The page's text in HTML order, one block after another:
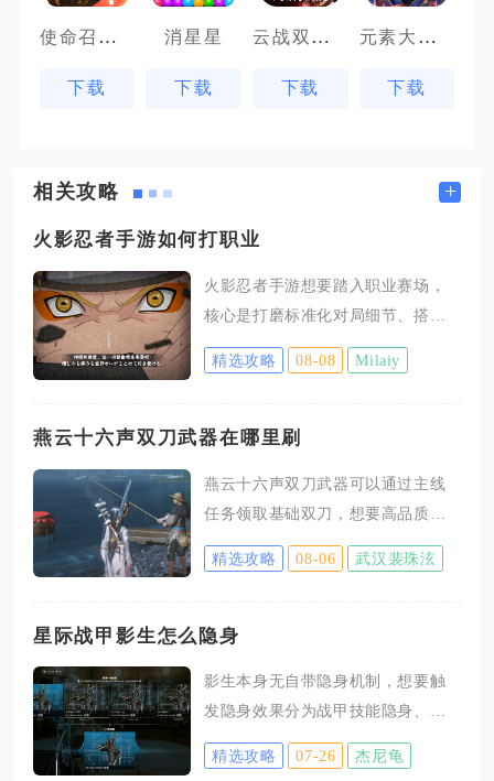
使命召唤手游体验服
下载
消星星
下载
云战双帕弥什
下载
元素大天使
下载
相关攻略 +
火影忍者手游如何打职业
火影忍者手游想要踏入职业赛场，
核心是打磨标准化对局细节、搭建
固定忍者体系、吃透赛事专属规
则，同时通过高强度实战复盘消除
博弈与资源对抗逻辑，普通路人的
度。职业选手首先需要搭建一套稳
定且适配赛场的三忍者体系，摒弃
路人局随意选忍者的习惯。职业赛
翻盘三种定位。首发优先选择技能
CD短、拉扯能力强、容错高的主流
强势忍者，主打开局试探、骗出对
精选攻略 08-08 Milaiy
燕云十六声双刀武器在哪里刷
燕云十六声双刀武器可以通过主线
任务领取基础双刀，想要高品质双
刀优先刷镇守挑战、侠境多人副
本，其次挑战野外精英首领、探索
取专属过渡双刀。主线解锁是拿到
章前三小节完成后，返回新手村落
铁匠铺交互，就能领取第一把基础
双刀，满足前期过渡使用，这把武
精选攻略 08-06 武汉裴珠泫
星际战甲影生怎么隐身
影生本身无自带隐身机制，想要触
发隐身效果分为战甲技能隐身、守
护MOD辅助隐身、移植技能隐身三
类主流方式，搭配影生近战输出能
精选攻略 07-26 杰尼龟